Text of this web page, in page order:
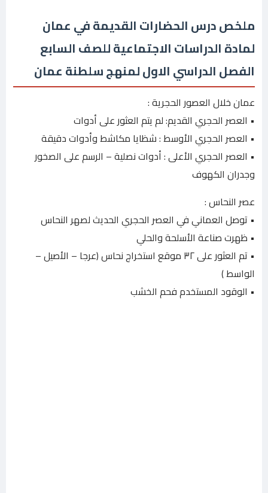
ملخص درس الحضارات القديمة في عمان
لمادة الدراسات الاجتماعية للصف السابع
الفصل الدراسي الاول لمنهج سلطنة عمان
عمان خلال العصور الحجرية :
• العصر الحجري القديم: لم يتم العثور على أدوات
• العصر الحجري الأوسط : شظايا مكاشط وأدوات دقيقة
• العصر الحجري الأعلى : أدوات نصلية – الرسم على الصخور
وجدران الكهوف
عصر النحاس :
• توصل العماني في العصر الحجري الحديث لصهر النحاس
• ظهرت صناعة الأسلحة والحلي
• تم العثور على ٣٢ موقع استخراج نحاس (عرجا – الأصيل –
الواسط )
• الوقود المستخدم فحم الخشب